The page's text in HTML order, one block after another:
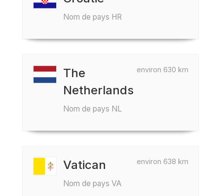
Nom de pays HR
environ 630 km
The
Netherlands
Nom de pays NL
environ 638 km
Vatican
Nom de pays VA